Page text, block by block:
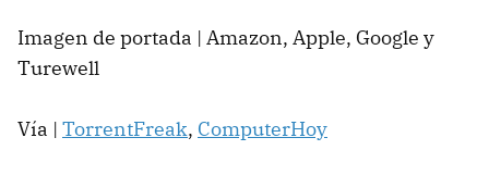
Imagen de portada | Amazon, Apple, Google y
Turewell
Vía | TorrentFreak, ComputerHoy